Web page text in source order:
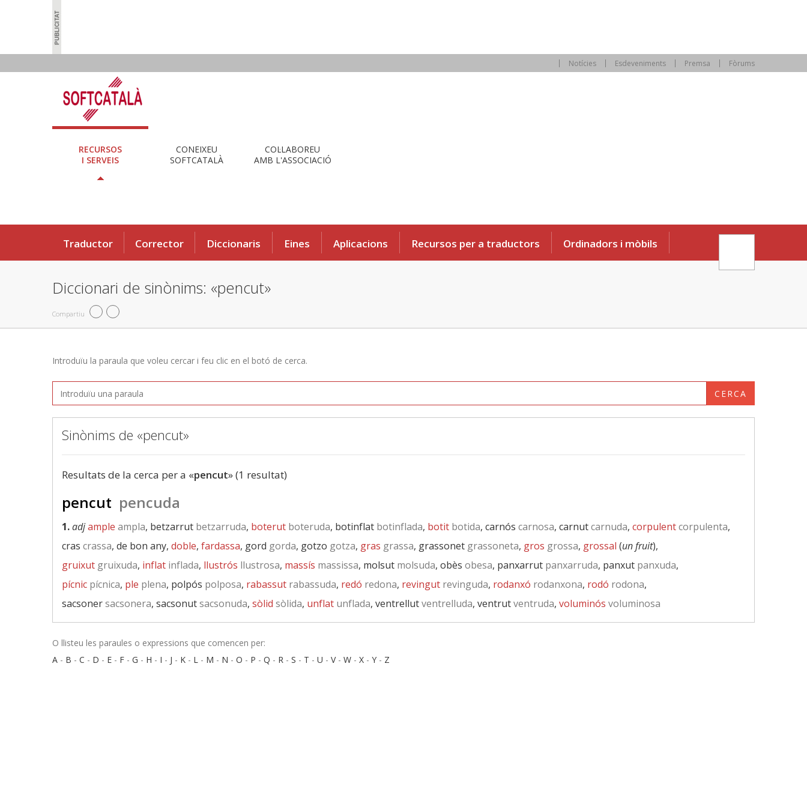
Notícies Esdeveniments Premsa Fòrums
RECURSOS
I SERVEIS
CONEIXEU
SOFTCATALÀ
COL·LABOREU
AMB L'ASSOCIACIÓ
Traductor Corrector Diccionaris Eines Aplicacions Recursos per a traductors Ordinadors i mòbils
Diccionari de sinònims: «pencut»
Compartiu
Introduïu la paraula que voleu cercar i feu clic en el botó de cerca.
CERCA
Sinònims de «pencut»
Resultats de la cerca per a «pencut» (1 resultat)
pencut pencuda
1.adjample ampla, betzarrut betzarruda, boterut boteruda, botinflat botinflada, botit botida, carnós carnosa, carnutcarnuda, corpulentcorpulenta,
cras crassa, de bon any, doble, fardassa, gord gorda, gotzo gotza, gras grassa, grassonet grassoneta, gros grossa, grossal (un fruit),
gruixut gruixuda, inflat inflada, llustrós llustrosa, massís massissa, molsut molsuda, obès obesa, panxarrut panxarruda, panxut panxuda,
pícnic pícnica, ple plena, polpós polposa, rabassut rabassuda, redó redona, revingut revinguda, rodanxó rodanxona, rodó rodona,
sacsonersacsonera, sacsonutsacsonuda, sòlid sòlida, unflat unflada, ventrellutventrelluda, ventrutventruda, voluminós voluminosa
O llisteu les paraules o expressions que comencen per:
A - B - C - D - E - F - G - H - I - J - K - L - M - N - O - P - Q - R - S - T - U - V- W - X - Y - Z